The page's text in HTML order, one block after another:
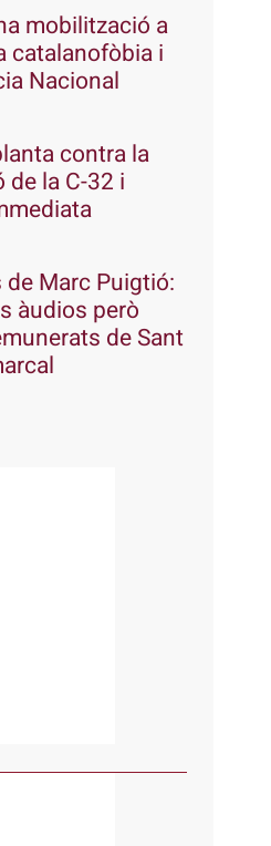
mobilització a
catalanofòbia i
Nacional
contra la
de la C-32 i
de Marc Puigtió:
àudios però
de Sant